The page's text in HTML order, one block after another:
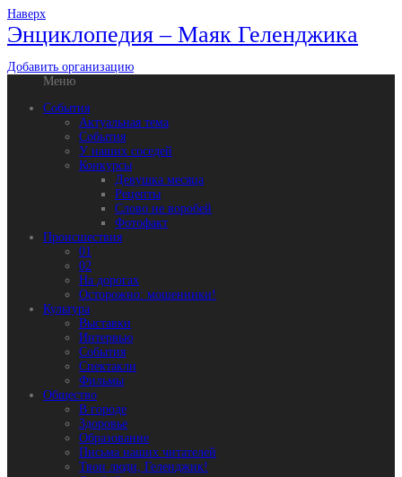
Наверх
Энциклопедия – Маяк Геленджика
Добавить организацию
Меню
События
Актуальная тема
События
У наших соседей
Конкурсы
Девушка месяца
Рецепты
Слово не воробей
Фотофакт
Происшествия
01
02
На дорогах
Осторожно: мошенники!
Культура
Выставки
Интервью
События
Спектакли
Фильмы
Общество
В городе
Здоровье
Образование
Письма наших читателей
Твои люди, Геленджик!